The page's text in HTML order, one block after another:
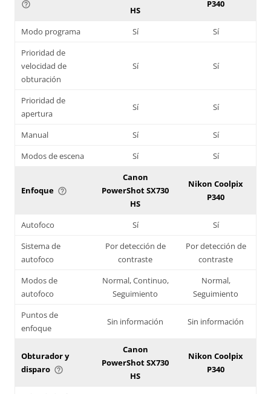
help_outline
HS
P340
Modo programa Sí
Sí
Prioridad de
velocidad de
obturación
Sí Sí
Prioridad de
apertura
Sí Sí
Manual Sí
Sí
Modos de escena
Sí Sí
Enfoque help_outline
Canon
PowerShot SX730
HS
Nikon Coolpix
P340
Autofoco Sí
Sí
Sistema de
autofoco
Por detección de
contraste
Por detección de
contraste
Modos de
autofoco
Normal, Continuo,
Seguimiento
Normal,
Seguimiento
Puntos de
enfoque
Sin información Sin información
Obturador y
disparo help_outline
Canon
PowerShot SX730
HS
Nikon Coolpix
P340